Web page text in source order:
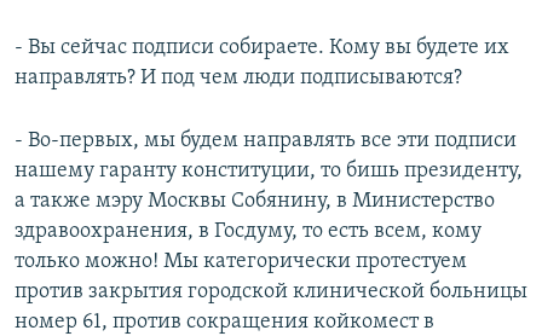
- Вы сейчас подписи собираете. Кому вы будете их
направлять? И под чем люди подписываются?
- Во-первых, мы будем направлять все эти подписи
нашему гаранту конституции, то бишь президенту,
а также мэру Москвы Собянину, в Министерство
здравоохранения, в Госдуму, то есть всем, кому
только можно! Мы категорически протестуем
против закрытия городской клинической больницы
номер 61, против сокращения койкомест в